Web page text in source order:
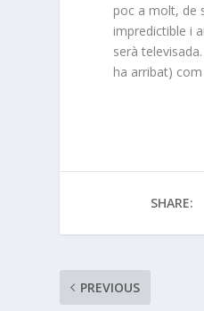
poc a molt, de
impredictible i
serà
ha arribat)
SHARE:
PREVIOUS